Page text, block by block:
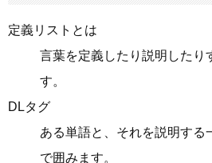
定義リストとは
言葉を定義したり説明したり
す。
DLタグ
ある単語と、それを説明する
で囲みます。